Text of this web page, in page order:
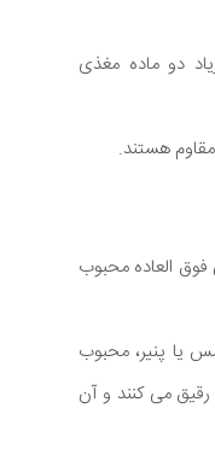
دو ماده مغذی
هستند.
العاده محبوب
یا پنیر، محبوب
می کنند و آن